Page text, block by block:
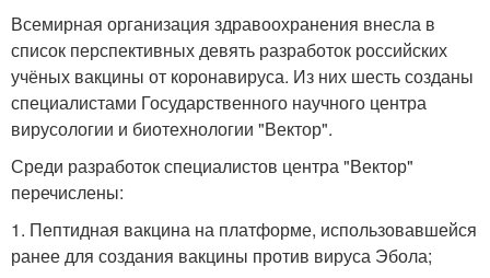
Всемирная организация здравоохранения внесла в
список перспективных девять разработок российских
учёных вакцины от коронавируса. Из них шесть созданы
специалистами Государственного научного центра
вирусологии и биотехнологии "Вектор".
Среди разработок специалистов центра "Вектор"
перечислены:
1. Пептидная вакцина на платформе, использовавшейся
ранее для создания вакцины против вируса Эбола;